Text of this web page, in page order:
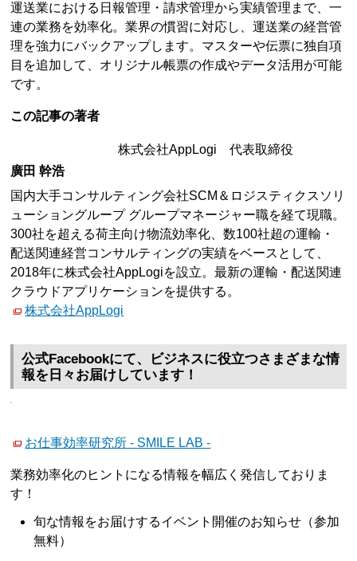
運送業における日報管理・請求管理から実績管理まで、一
連の業務を効率化。業界の慣習に対応し、運送業の経営管
理を強力にバックアップします。マスターや伝票に独自項
目を追加して、オリジナル帳票の作成やデータ活用が可能
です。
この記事の著者
株式会社AppLogi 代表取締役
廣田 幹浩
国内大手コンサルティング会社SCM＆ロジスティクスソリ
ューショングループ グループマネージャー職を経て現職。
300社を超える荷主向け物流効率化、数100社超の運輸・
配送関連経営コンサルティングの実績をベースとして、
2018年に株式会社AppLogiを設立。最新の運輸・配送関連
クラウドアプリケーションを提供する。
株式会社AppLogi
公式Facebookにて、ビジネスに役立つさまざまな情
報を日々お届けしています！
お仕事効率研究所 - SMILE LAB -
業務効率化のヒントになる情報を幅広く発信しておりま
す！
旬な情報をお届けするイベント開催のお知らせ（参加
無料）